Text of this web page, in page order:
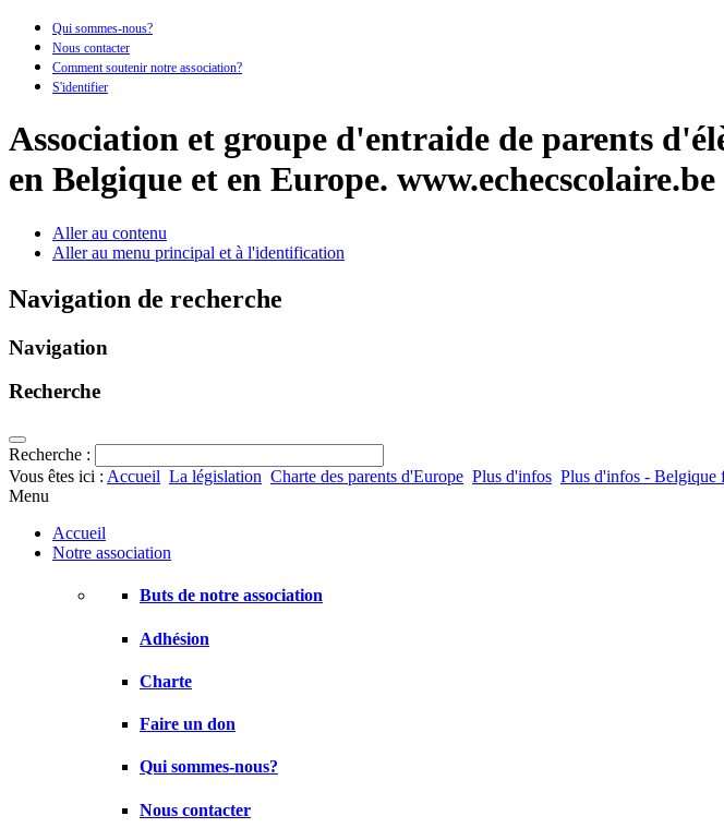
Qui sommes-nous?
Nous contacter
Comment soutenir notre association?
S'identifier
Association et groupe d'entraide de parents
en Belgique et en Europe. www.echecscolaire.be
Aller au contenu
Aller au menu principal et à l'identification
Navigation de recherche
Navigation
Recherche
Recherche :
Vous êtes ici : Accueil La législation Charte des parents d'Europe Plus d'infos Plus d'infos - Belgique
Menu
Accueil
Notre association
Buts de notre association
Adhésion
Charte
Faire un don
Qui sommes-nous?
Nous contacter